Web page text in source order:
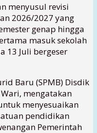
menyusul revisi
2026/2027 yang
genap hingga
masuk sekolah
13 Juli bergeser
Baru (SPMB) Disdik
mengatakan
menyesuaikan
pendidikan
Pemerintah